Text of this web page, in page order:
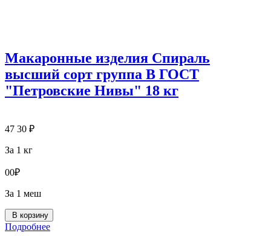
Макаронные изделия Спираль
высший сорт группа В ГОСТ
"Петровские Нивы" 18 кг
47 30 ₽
За 1 кг
00₽
За 1 меш
В корзину
Подробнее